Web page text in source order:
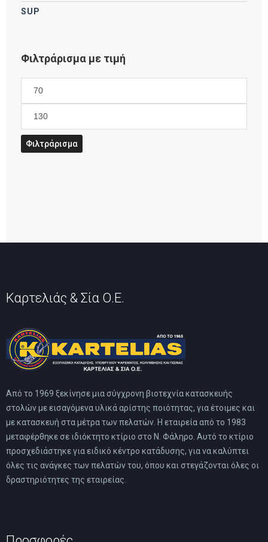
SUP
Φιλτράρισμα με τιμή
τιμή
τιμή
Φιλτράρισμα
Καρτελιάς & Σία Ο.Ε.
Από το 1969 ξεκίνησε μια σύγχρονη βιοτεχνία κατασκευής
στολών με εισαγόμενα υλικά αρίστης ποιότητας, για έτοιμες και
με κατασκευή στα μέτρα των πελατών. Η εταιρεία από το 1983
μεταφέρθηκε σε ιδιόκτητο κτίριο στο Ν. Φάληρο. Αυτό το κτίριο
προσχεδιάστηκε για ειδικό κέντρο κατάδυσης, για να καλύπτει
όλες τις ανάγκες των πελατών του, όπου και στεγάζονται όλες οι
δραστηριότητες της εταιρείας.